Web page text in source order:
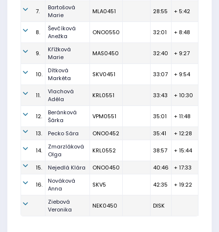
7.
Bartošová
Marie
MLA0451 28:55 + 5:42
8.
Ševčíková
Anežka
ONO0550 32:01 + 8:48
9.
Křížková
Marie
MAS0450 32:40 + 9:27
10.
Dítková
Markéta
SKV0451 33:07 + 9:54
11.
Vlachová
Adéla
KRL0551 33:43 + 10:30
12.
Beránková
Šárka
VPM0551 35:01 + 11:48
13. Pecko Sára ONO0452 35:41 + 12:28
14.
Zmarzláková
Olga
KRL0552 38:57 + 15:44
15. Nejedlá Klára ONO0450 40:46 + 17:33
16.
Nováková
Anna
SKV5 42:35 + 19:22
Ziebová
Veronika
NEK0450 DISK